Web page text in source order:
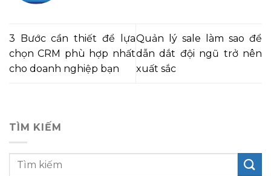
3 Bước cần thiết để lựa
chọn CRM phù hợp nhất
cho doanh nghiệp bạn
Quản lý sale làm sao để
dẫn dắt đội ngũ trở nên
xuất sắc
TÌM KIẾM